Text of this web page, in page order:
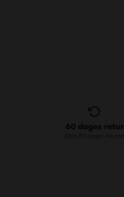
60 dages retur
Altid 60 dages returret